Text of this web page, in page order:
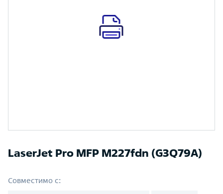
LaserJet Pro MFP M227fdn (G3Q79A)
Совместимо с: